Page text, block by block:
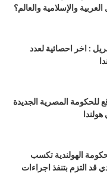
اليوم الاربعاء 1 ابريل : اخر احصائية لعدد
للحكومة المصرية الجديدة
10مايو ..الحكومة الهولندية تكسب
قد التزم بتنفذ اجراءات